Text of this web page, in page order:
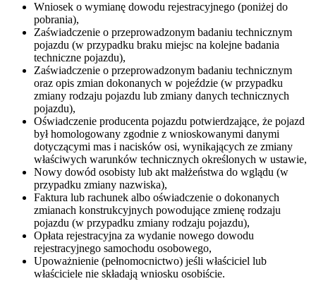
Wniosek o wymianę dowodu rejestracyjnego (poniżej do
pobrania),
Zaświadczenie o przeprowadzonym badaniu technicznym
pojazdu (w przypadku braku miejsc na kolejne badania
techniczne pojazdu),
Zaświadczenie o przeprowadzonym badaniu technicznym
oraz opis zmian dokonanych w pojeździe (w przypadku
zmiany rodzaju pojazdu lub zmiany danych technicznych
pojazdu),
Oświadczenie producenta pojazdu potwierdzające, że pojazd
był homologowany zgodnie z wnioskowanymi danymi
dotyczącymi mas i nacisków osi, wynikających ze zmiany
właściwych warunków technicznych określonych w ustawie,
Nowy dowód osobisty lub akt małżeństwa do wglądu (w
przypadku zmiany nazwiska),
Faktura lub rachunek albo oświadczenie o dokonanych
zmianach konstrukcyjnych powodujące zmienę rodzaju
pojazdu (w przypadku zmiany rodzaju pojazdu),
Opłata rejestracyjna za wydanie nowego dowodu
rejestracyjnego samochodu osobowego,
Upoważnienie (pełnomocnictwo) jeśli właściciel lub
właściciele nie składają wniosku osobiście.